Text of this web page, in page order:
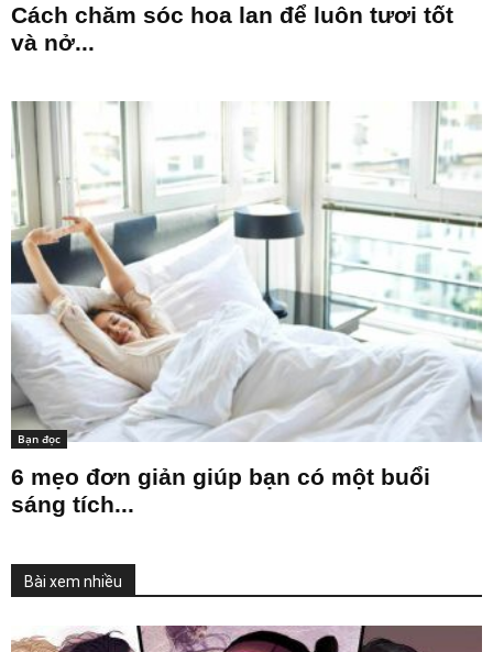
Cách chăm sóc hoa lan để luôn tươi tốt
và nở...
Bạn đọc
6 mẹo đơn giản giúp bạn có một buổi
sáng tích...
Bài xem nhiều